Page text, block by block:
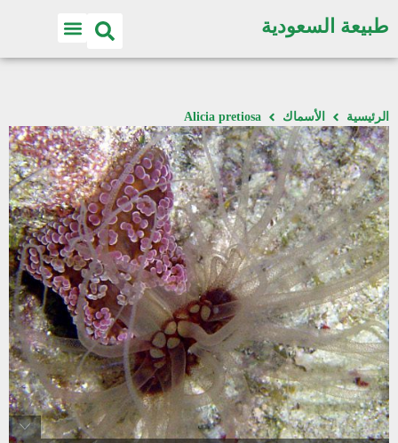
طبيعة السعودية
الرئيسية الأسماك Alicia pretiosa